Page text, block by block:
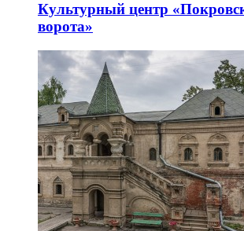
Культурный центр
ворота»